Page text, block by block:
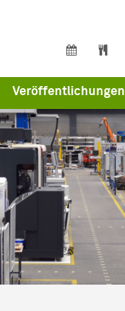
Veröffentlichungen